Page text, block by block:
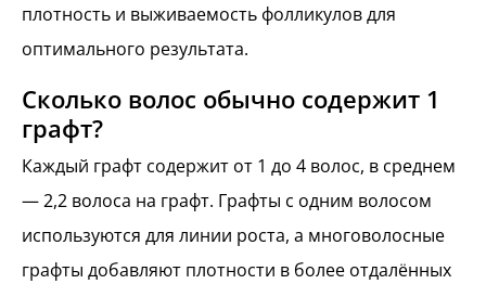
плотность и выживаемость фолликулов для
оптимального результата.
Сколько волос обычно содержит 1
графт?
Каждый графт содержит от 1 до 4 волос, в среднем
— 2,2 волоса на графт. Графты с одним волосом
используются для линии роста, а многоволосные
графты добавляют плотности в более отдалённых